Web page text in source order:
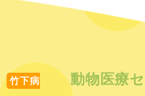
竹下病 動物医療